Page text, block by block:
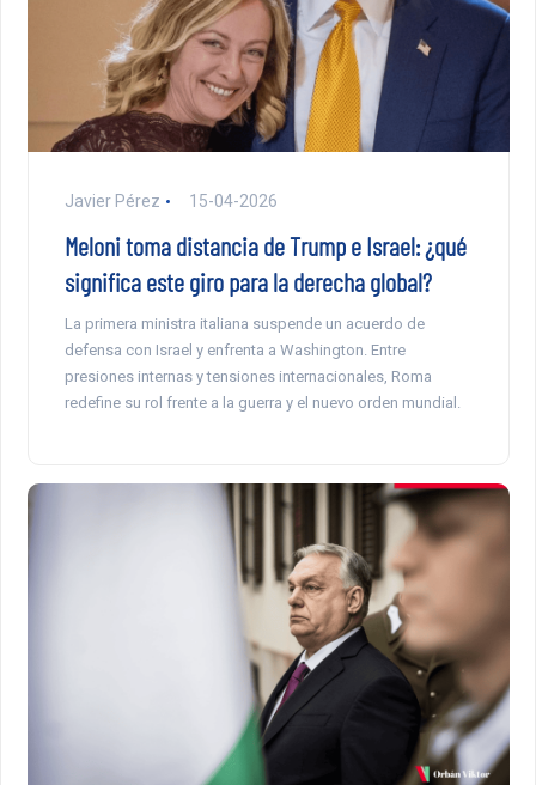
Javier Pérez 15-04-2026
Meloni toma distancia de Trump e Israel: ¿qué
significa este giro para la derecha global?
La primera ministra italiana suspende un acuerdo de
defensa con Israel y enfrenta a Washington. Entre
presiones internas y tensiones internacionales, Roma
redefine su rol frente a la guerra y el nuevo orden mundial.